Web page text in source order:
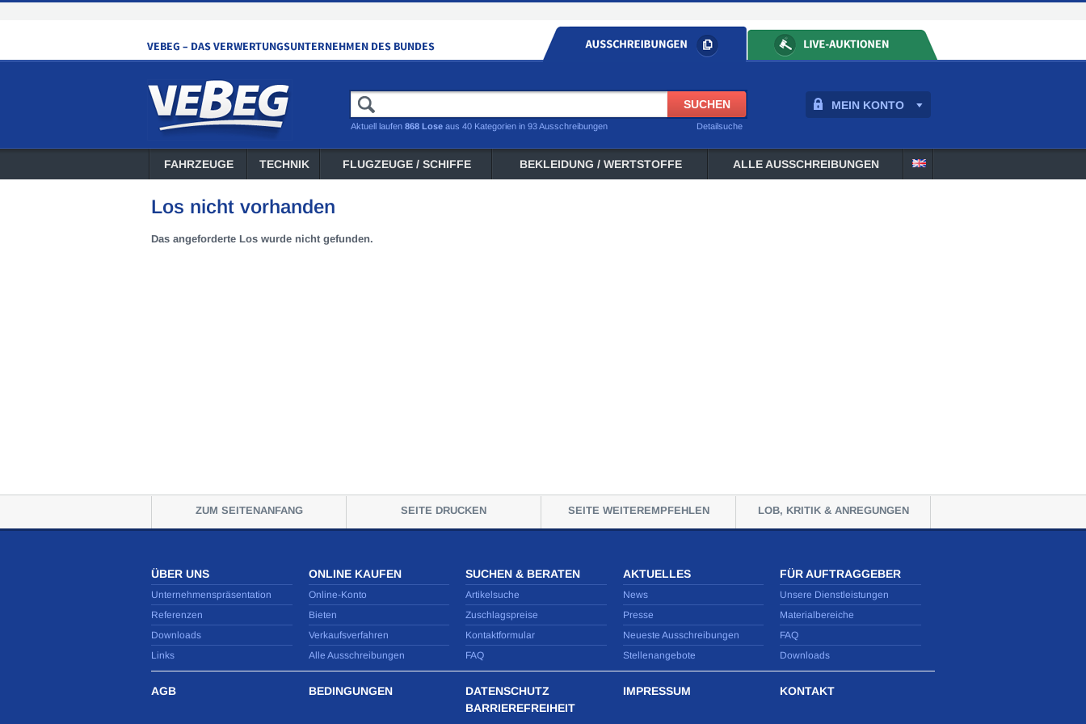
MEIN KONTO
Detailsuche
Aktuell laufen 868 Lose aus 40 Kategorien in 93 Ausschreibungen
FAHRZEUGE TECHNIK FLUGZEUGE / SCHIFFE BEKLEIDUNG / WERTSTOFFE ALLE AUSSCHREIBUNGEN
Los nicht vorhanden
Das angeforderte Los wurde nicht gefunden.
ZUM SEITENANFANG SEITE DRUCKEN SEITE WEITEREMPFEHLEN LOB, KRITIK & ANREGUNGEN
ÜBER UNS
Unternehmenspräsentation
Referenzen
Downloads
Links
ONLINE KAUFEN
Online-Konto
Bieten
Verkaufsverfahren
Alle Ausschreibungen
SUCHEN & BERATEN
Artikelsuche
Zuschlagspreise
Kontaktformular
FAQ
AKTUELLES
News
Presse
Neueste Ausschreibungen
Stellenangebote
FÜR AUFTRAGGEBER
Unsere Dienstleistungen
Materialbereiche
FAQ
Downloads
AGB BEDINGUNGEN
DATENSCHUTZ
BARRIEREFREIHEIT
IMPRESSUM KONTAKT